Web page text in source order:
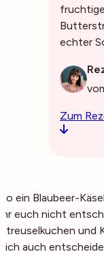
echter
Zum
So ein Blaubeer-
ihr euch nicht
Streuselkuchen
sich auch